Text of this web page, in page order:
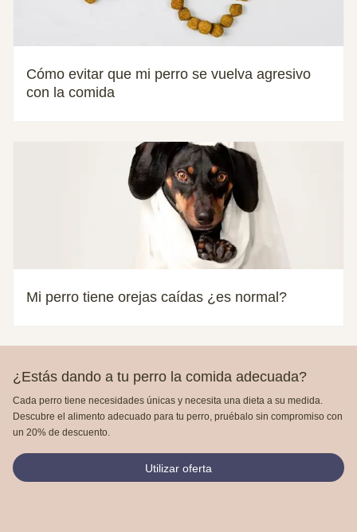
Cómo evitar que mi perro se vuelva agresivo
con la comida
Mi perro tiene orejas caídas ¿es normal?
¿Estás dando a tu perro la comida adecuada?
Cada perro tiene necesidades únicas y necesita una dieta a su medida.
Descubre el alimento adecuado para tu perro, pruébalo sin compromiso con
un 20% de descuento.
Utilizar oferta